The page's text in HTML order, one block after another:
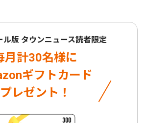
ル版 タウンニュース読者限定
月計30名様に
ギフトカード
プレゼント！